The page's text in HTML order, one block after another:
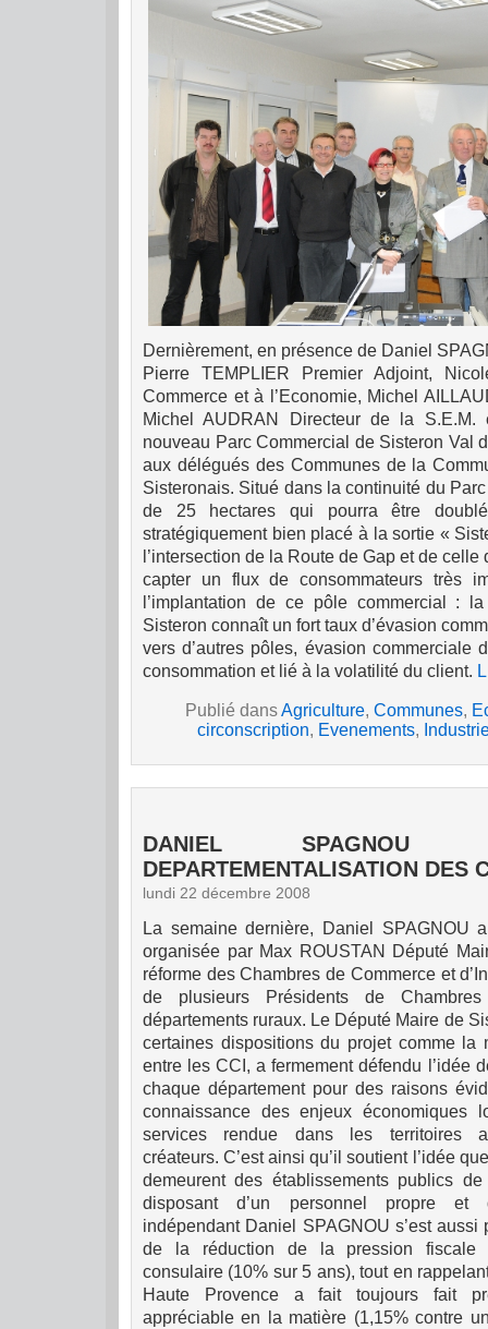
Dernièrement, en présence de Daniel
Pierre TEMPLIER Premier Adjoint,
Commerce et à l’Economie, Michel
Michel AUDRAN Directeur de la
nouveau Parc Commercial de Sisteron Val
aux délégués des Communes de la
Sisteronais. Situé dans la continuité du
de 25 hectares qui pourra être
stratégiquement bien placé à la sortie «
l’intersection de la Route de Gap et de
capter un flux de consommateurs très
l’implantation de ce pôle commercial :
Sisteron connaît un fort taux d’évasion
vers d’autres pôles, évasion commerciale
consommation et lié à la volatilité du client.
Publié dansAgriculture, Communes,
circonscription, Evenements,
DANIEL SPAGNOU
DEPARTEMENTALISATION DES
lundi 22 décembre 2008
La semaine dernière, Daniel SPAGNOU
organisée par Max ROUSTAN Député
réforme des Chambres de Commerce et
de plusieurs Présidents de
départements ruraux. Le Député Maire de
certaines dispositions du projet comme la
entre les CCI, a fermement défendu l’idée
chaque département pour des raisons
connaissance des enjeux économiques
services rendue dans les territoires
créateurs. C’est ainsi qu’il soutient l’idée
demeurent des établissements publics
disposant d’un personnel propre et
indépendant Daniel SPAGNOU s’est
de la réduction de la pression fiscale
consulaire (10% sur 5 ans), tout en
Haute Provence a fait toujours fait
appréciable en la matière (1,15% contre